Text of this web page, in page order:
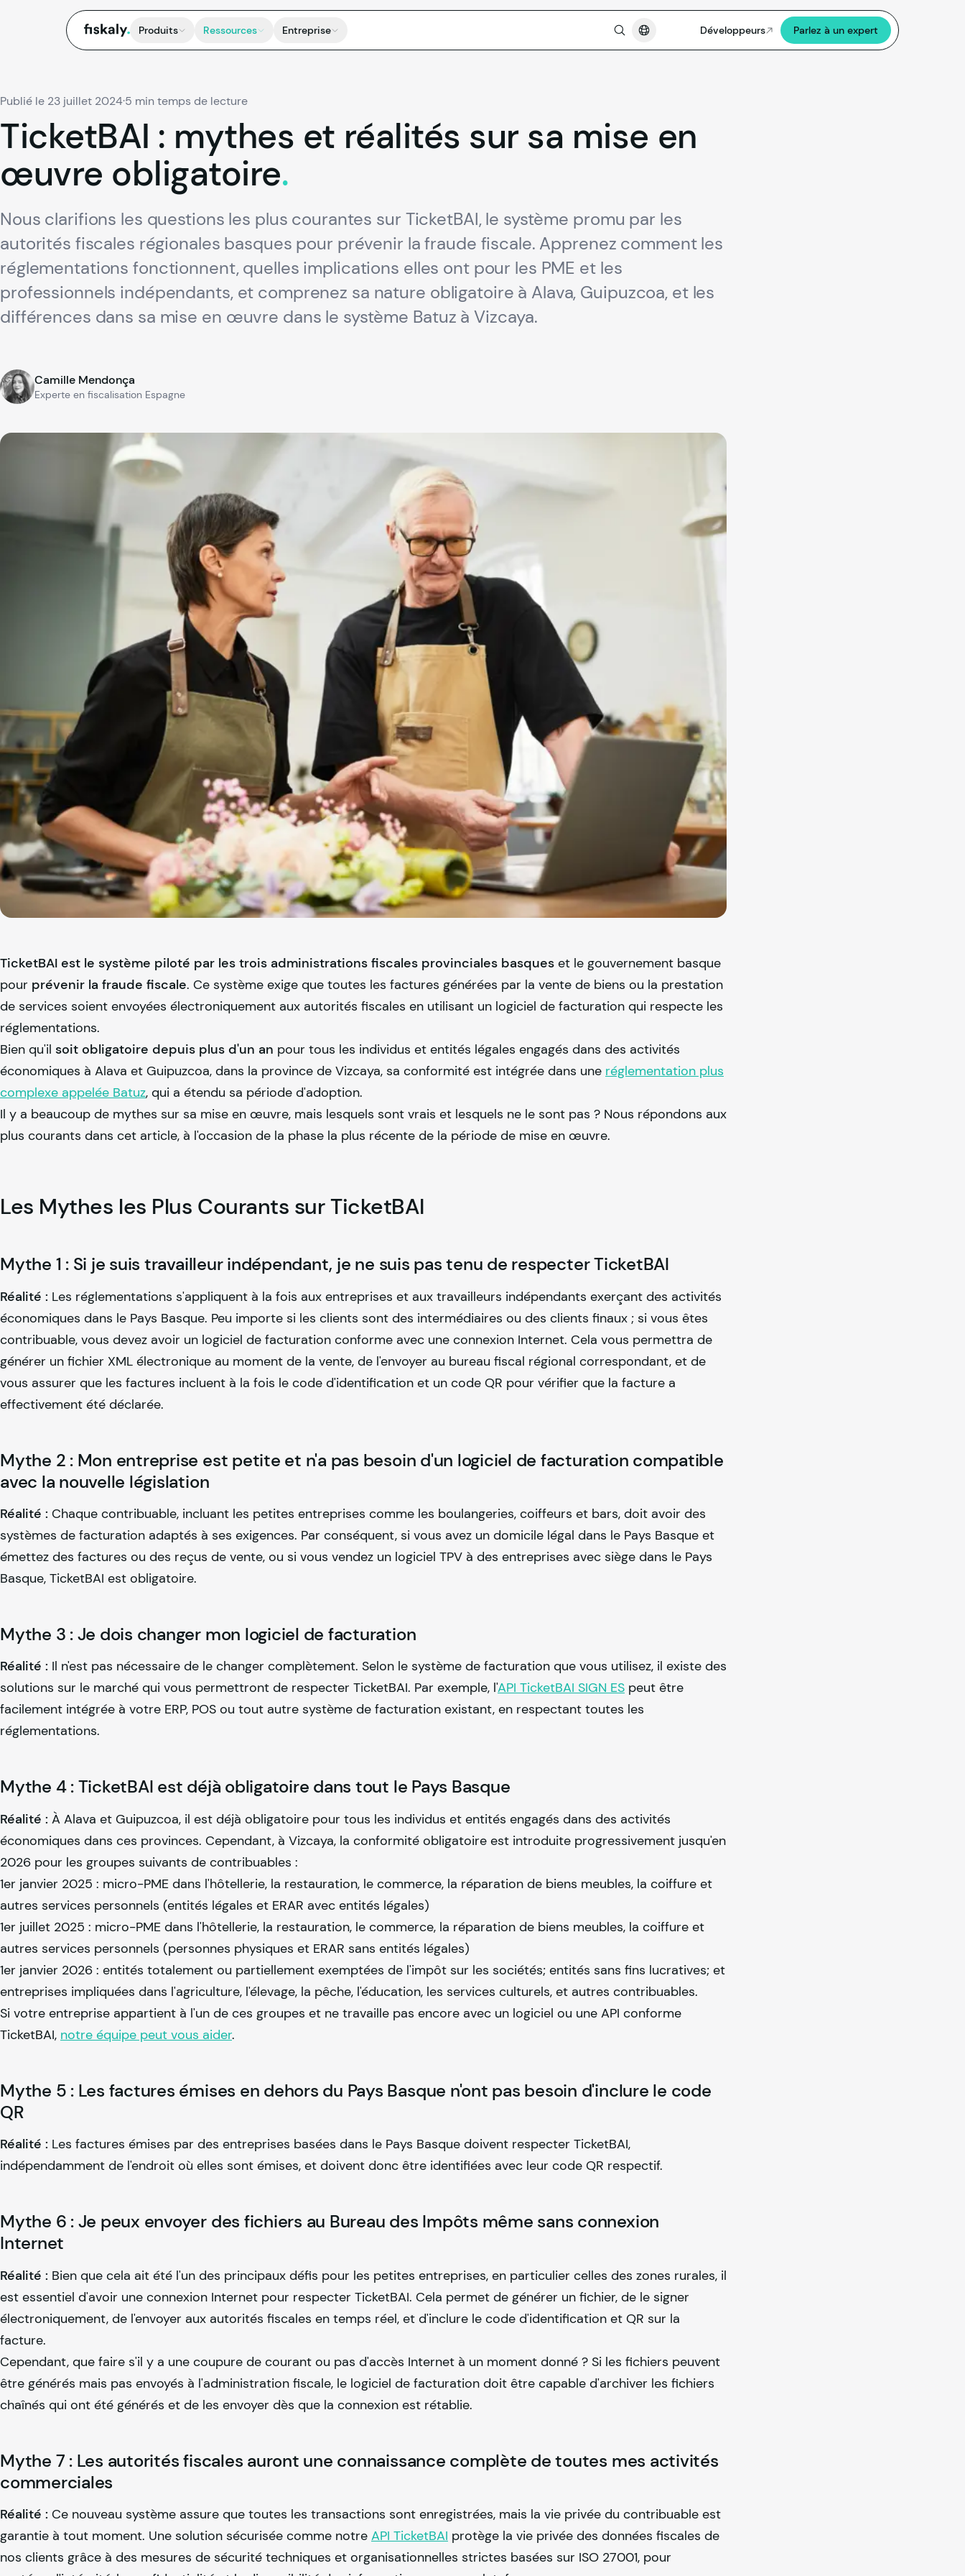
fiskaly. Produits Ressources Entreprise Développeurs Parlez à un expert
Publié le 23 juillet 2024·5 min temps de lecture
TicketBAI : mythes et réalités sur sa mise en
œuvre obligatoire.
Nous clarifions les questions les plus courantes sur TicketBAI, le système promu par les
autorités fiscales régionales basques pour prévenir la fraude fiscale. Apprenez comment les
réglementations fonctionnent, quelles implications elles ont pour les PME et les
professionnels indépendants, et comprenez sa nature obligatoire à Alava, Guipuzcoa, et les
différences dans sa mise en œuvre dans le système Batuz à Vizcaya.
Camille Mendonça
Experte en fiscalisation Espagne
TicketBAI est le système piloté par les trois administrations fiscales provinciales basques et le gouvernement basque
pour prévenir la fraude fiscale. Ce système exige que toutes les factures générées par la vente de biens ou la prestation
de services soient envoyées électroniquement aux autorités fiscales en utilisant un logiciel de facturation qui respecte les
réglementations.
Bien qu'il soit obligatoire depuis plus d'un an pour tous les individus et entités légales engagés dans des activités
économiques à Alava et Guipuzcoa, dans la province de Vizcaya, sa conformité est intégrée dans une réglementation plus
complexe appelée Batuz, qui a étendu sa période d'adoption.
Il y a beaucoup de mythes sur sa mise en œuvre, mais lesquels sont vrais et lesquels ne le sont pas ? Nous répondons aux
plus courants dans cet article, à l'occasion de la phase la plus récente de la période de mise en œuvre.
Les Mythes les Plus Courants sur TicketBAI
Mythe 1 : Si je suis travailleur indépendant, je ne suis pas tenu de respecter TicketBAI
Réalité : Les réglementations s'appliquent à la fois aux entreprises et aux travailleurs indépendants exerçant des activités
économiques dans le Pays Basque. Peu importe si les clients sont des intermédiaires ou des clients finaux ; si vous êtes
contribuable, vous devez avoir un logiciel de facturation conforme avec une connexion Internet. Cela vous permettra de
générer un fichier XML électronique au moment de la vente, de l'envoyer au bureau fiscal régional correspondant, et de
vous assurer que les factures incluent à la fois le code d'identification et un code QR pour vérifier que la facture a
effectivement été déclarée.
Mythe 2 : Mon entreprise est petite et n'a pas besoin d'un logiciel de facturation compatible
avec la nouvelle législation
Réalité : Chaque contribuable, incluant les petites entreprises comme les boulangeries, coiffeurs et bars, doit avoir des
systèmes de facturation adaptés à ses exigences. Par conséquent, si vous avez un domicile légal dans le Pays Basque et
émettez des factures ou des reçus de vente, ou si vous vendez un logiciel TPV à des entreprises avec siège dans le Pays
Basque, TicketBAI est obligatoire.
Mythe 3 : Je dois changer mon logiciel de facturation
Réalité : Il n'est pas nécessaire de le changer complètement. Selon le système de facturation que vous utilisez, il existe des
solutions sur le marché qui vous permettront de respecter TicketBAI. Par exemple, l'API TicketBAI SIGN ES peut être
facilement intégrée à votre ERP, POS ou tout autre système de facturation existant, en respectant toutes les
réglementations.
Mythe 4 : TicketBAI est déjà obligatoire dans tout le Pays Basque
Réalité : À Alava et Guipuzcoa, il est déjà obligatoire pour tous les individus et entités engagés dans des activités
économiques dans ces provinces. Cependant, à Vizcaya, la conformité obligatoire est introduite progressivement jusqu'en
2026 pour les groupes suivants de contribuables :
1er janvier 2025 : micro-PME dans l'hôtellerie, la restauration, le commerce, la réparation de biens meubles, la coiffure et
autres services personnels (entités légales et ERAR avec entités légales)
1er juillet 2025 : micro-PME dans l'hôtellerie, la restauration, le commerce, la réparation de biens meubles, la coiffure et
autres services personnels (personnes physiques et ERAR sans entités légales)
1er janvier 2026 : entités totalement ou partiellement exemptées de l'impôt sur les sociétés; entités sans fins lucratives; et
entreprises impliquées dans l'agriculture, l'élevage, la pêche, l'éducation, les services culturels, et autres contribuables.
Si votre entreprise appartient à l'un de ces groupes et ne travaille pas encore avec un logiciel ou une API conforme
TicketBAI, notre équipe peut vous aider.
Mythe 5 : Les factures émises en dehors du Pays Basque n'ont pas besoin d'inclure le code
QR
Réalité : Les factures émises par des entreprises basées dans le Pays Basque doivent respecter TicketBAI,
indépendamment de l'endroit où elles sont émises, et doivent donc être identifiées avec leur code QR respectif.
Mythe 6 : Je peux envoyer des fichiers au Bureau des Impôts même sans connexion
Internet
Réalité : Bien que cela ait été l'un des principaux défis pour les petites entreprises, en particulier celles des zones rurales, il
est essentiel d'avoir une connexion Internet pour respecter TicketBAI. Cela permet de générer un fichier, de le signer
électroniquement, de l'envoyer aux autorités fiscales en temps réel, et d'inclure le code d'identification et QR sur la
facture.
Cependant, que faire s'il y a une coupure de courant ou pas d'accès Internet à un moment donné ? Si les fichiers peuvent
être générés mais pas envoyés à l'administration fiscale, le logiciel de facturation doit être capable d'archiver les fichiers
chaînés qui ont été générés et de les envoyer dès que la connexion est rétablie.
Mythe 7 : Les autorités fiscales auront une connaissance complète de toutes mes activités
commerciales
Réalité : Ce nouveau système assure que toutes les transactions sont enregistrées, mais la vie privée du contribuable est
garantie à tout moment. Une solution sécurisée comme notre API TicketBAI protège la vie privée des données fiscales de
nos clients grâce à des mesures de sécurité techniques et organisationnelles strictes basées sur ISO 27001, pour